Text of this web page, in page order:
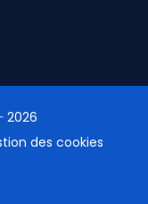
2026
des cookies